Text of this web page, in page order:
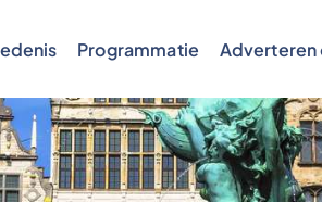
Programmatie Adverteren